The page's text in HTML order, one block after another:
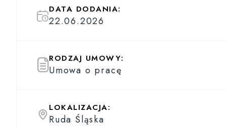
DATA DODANIA:
22.06.2026
RODZAJ UMOWY:
Umowa o pracę
LOKALIZACJA:
Ruda Śląska